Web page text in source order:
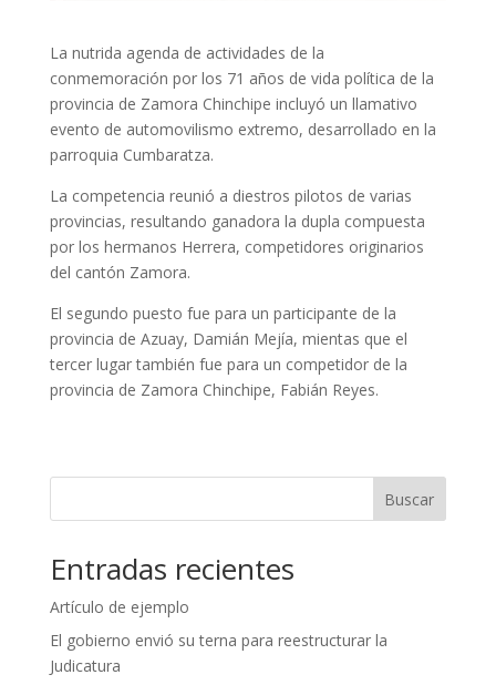
La nutrida agenda de actividades de la
conmemoración por los 71 años de vida política de la
provincia de Zamora Chinchipe incluyó un llamativo
evento de automovilismo extremo, desarrollado en la
parroquia Cumbaratza.
La competencia reunió a diestros pilotos de varias
provincias, resultando ganadora la dupla compuesta
por los hermanos Herrera, competidores originarios
del cantón Zamora.
El segundo puesto fue para un participante de la
provincia de Azuay, Damián Mejía, mientas que el
tercer lugar también fue para un competidor de la
provincia de Zamora Chinchipe, Fabián Reyes.
Buscar
Entradas recientes
Artículo de ejemplo
El gobierno envió su terna para reestructurar la
Judicatura